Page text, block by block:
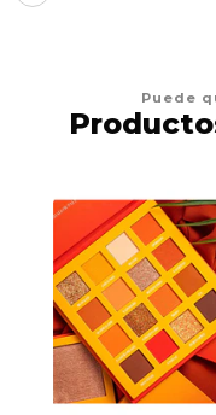
Puede